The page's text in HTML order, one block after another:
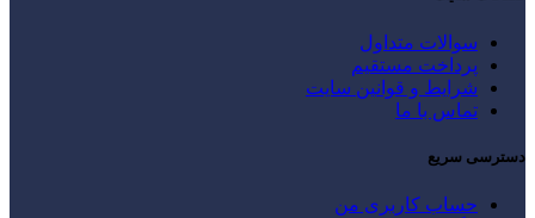
سوالات متداول
پرداخت مستقیم
شرایط و قوانین سایت
تماس با ما
دسترسی سریع
حساب کاربری من